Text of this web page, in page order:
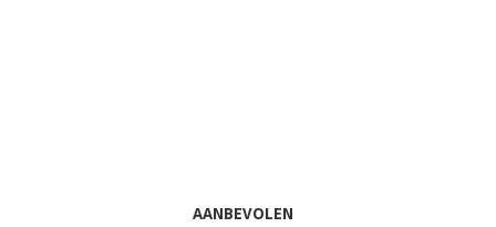
AANBEVOLEN